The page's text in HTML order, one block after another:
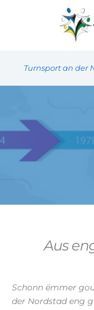
Turnsport an der
Aus
Schonn ëmmer
der Nordstad eng